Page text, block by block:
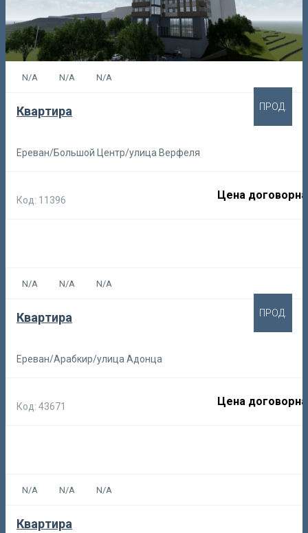
N/A N/A N/A
Квартира
Ереван/Большой Центр/улица Верфеля
Код: 11396 Цена
ПРОД.
N/A N/A N/A
Квартира
Ереван/Арабкир/улица Адонца
Код: 43671 Цена
ПРОД.
N/A N/A N/A
Квартира